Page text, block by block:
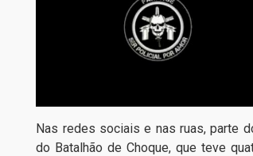
Nas redes sociais e nas ruas, parte
do Batalhão de Choque, que teve